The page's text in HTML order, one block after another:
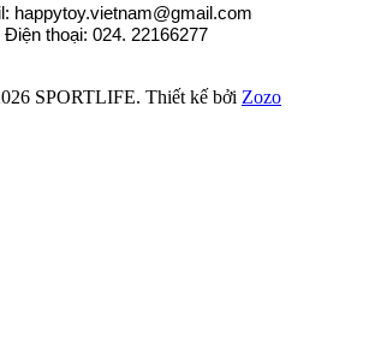
happytoy.vietnam@gmail.com
Điện thoại: 024. 22166277
SPORTLIFE. Thiết kế bởi Zozo